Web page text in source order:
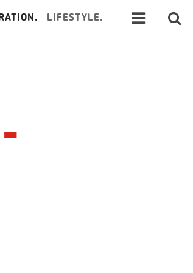
LIFESTYLE.